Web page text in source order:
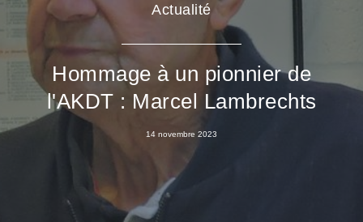
Actualité
Hommage à un pionnier de
l'AKDT : Marcel Lambrechts
14 novembre 2023